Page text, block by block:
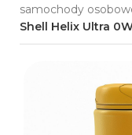
samochody
Shell Helix Ultra